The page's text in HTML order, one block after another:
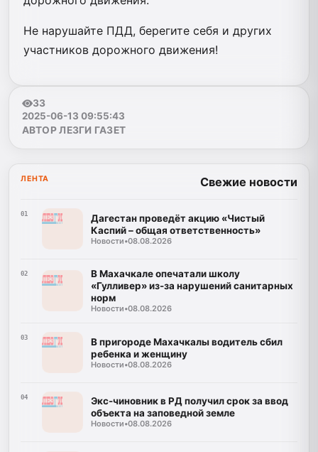
Не нарушайте ПДД, берегите себя и других
участников дорожного движения!
33
2025-06-13 09:55:43
АВТОР ЛЕЗГИ ГАЗЕТ
ЛЕНТА Свежие новости
01
Дагестан проведёт акцию «Чистый
Каспий – общая ответственность»
Новости•08.08.2026
02
В Махачкале опечатали школу
«Гулливер» из-за нарушений санитарных
норм
Новости•08.08.2026
03
В пригороде Махачкалы водитель сбил
ребенка и женщину
Новости•08.08.2026
04
Экс-чиновник в РД получил срок за ввод
объекта на заповедной земле
Новости•08.08.2026